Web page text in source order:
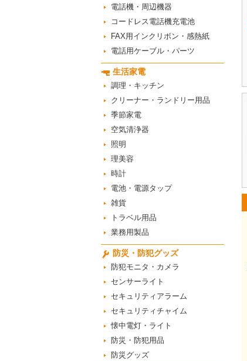
電話機・周辺機器
コードレス電話機充電池
FAX用インクリボン・感熱紙
電話用ケーブル・パーツ
生活家電
調理・キッチン
クリーナー・ランドリー用品
季節家電
空気清浄器
照明
理美容
時計
電池・電源タップ
雑貨
トラベル用品
業務用製品
防災・防犯グッズ
防犯モニタ・カメラ
センサーライト
セキュリティアラーム
セキュリティチャイム
懐中電灯・ライト
防災・防犯用品
防災グッズ